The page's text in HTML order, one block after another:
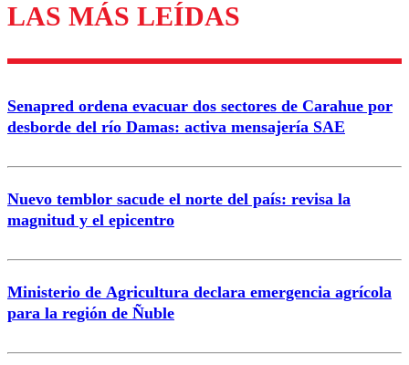
Los comentarios son moderados para garantizar un
diálogo respetuoso.
Nombre
Correo
LAS MÁS LEÍDAS
Senapred ordena evacuar dos sectores de Carahue por
desborde del río Damas: activa mensajería SAE
Nuevo temblor sacude el norte del país: revisa la
magnitud y el epicentro
Ministerio de Agricultura declara emergencia agrícola
para la región de Ñuble